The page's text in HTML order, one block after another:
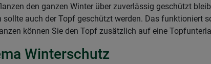
den ganzen Winter über zuverlässig geschützt
auch der Topf geschützt werden. Das funktioniert
können Sie den Topf zusätzlich auf eine
Winterschutz